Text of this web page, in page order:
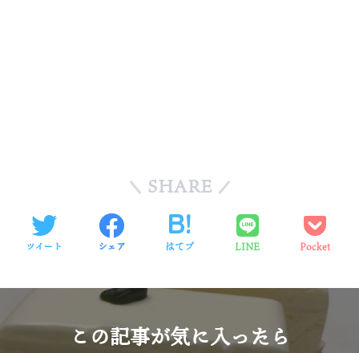
SHARE
ツイート シェア はてブ LINE Pocket
この記事が気に入ったら